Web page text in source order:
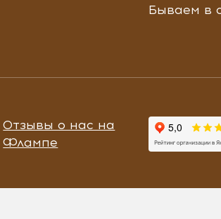
Бываем в
Отзывы о нас на
Флампе